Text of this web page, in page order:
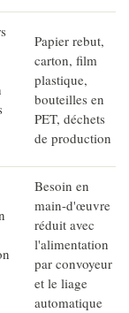
Papier rebut,
carton, film
plastique,
bouteilles en
PET, déchets
de production
Besoin en
main-d'œuvre
réduit avec
l'alimentation
par convoyeur
et le liage
automatique